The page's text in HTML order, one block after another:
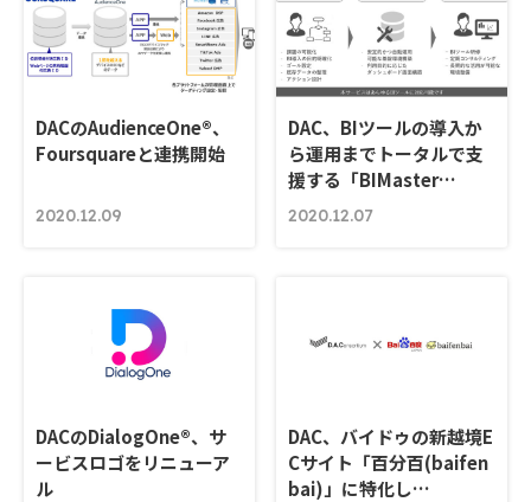
DACのAudienceOne®、
Foursquareと連携開始
2020.12.09
DAC、BIツールの導入か
ら運用までトータルで支
援する「BIMaster…
2020.12.07
DACのDialogOne®、サ
ービスロゴをリニューア
ル
DAC、バイドゥの新越境E
Cサイト「百分百(baifen
bai)」に特化し…